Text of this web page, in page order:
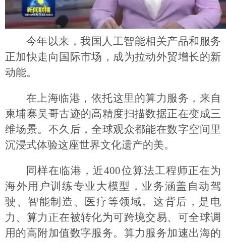
今年以来，我国人工智能相关产品和服务
正加快走向国际市场，成为拉动外贸增长的新
动能。
在上海临港，依托这里的算力服务，来自
柬埔寨吴哥古迹的高精度扫描数据正在变成三
维场景。不久后，全球观众都能在数字空间里
沉浸式体验这座世界文化遗产的美。
同样在临港，近400位算法工程师正在为
海外用户训练专业大模型，业务涵盖自动驾
驶、智能制造、医疗等领域。这背后，是电
力、算力正在被转化为可跨境交易、可全球调
用的高附加值数字服务。算力服务加速出海的